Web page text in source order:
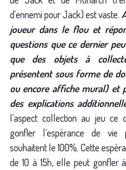
d’ennemi pour Jack) est vaste.
joueur dans le flou et
questions que ce dernier
que des objets à
présentent sous forme de
ou encore affiche mural) et
des explications
l’aspect collection au jeu
gonfler l’espérance de
souhaitent le 100%. Cette
de 10 à 15h, elle peut gonfler